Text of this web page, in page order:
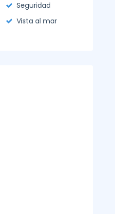
Seguridad
Vista al mar